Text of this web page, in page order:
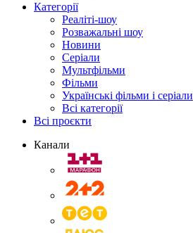
Категорії
Реаліті-шоу
Розважальні шоу
Новини
Серіали
Мультфільми
Фільми
Українські фільми і серіали
Всі категорії
Всі проєкти
Канали